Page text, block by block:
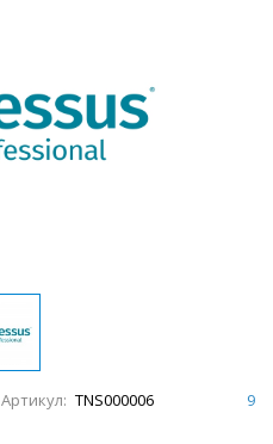
Артикул: TNS000006 9